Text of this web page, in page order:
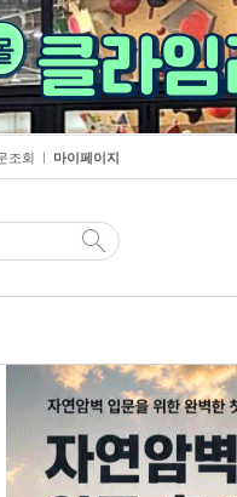
조회 ㅣ 마이페이지